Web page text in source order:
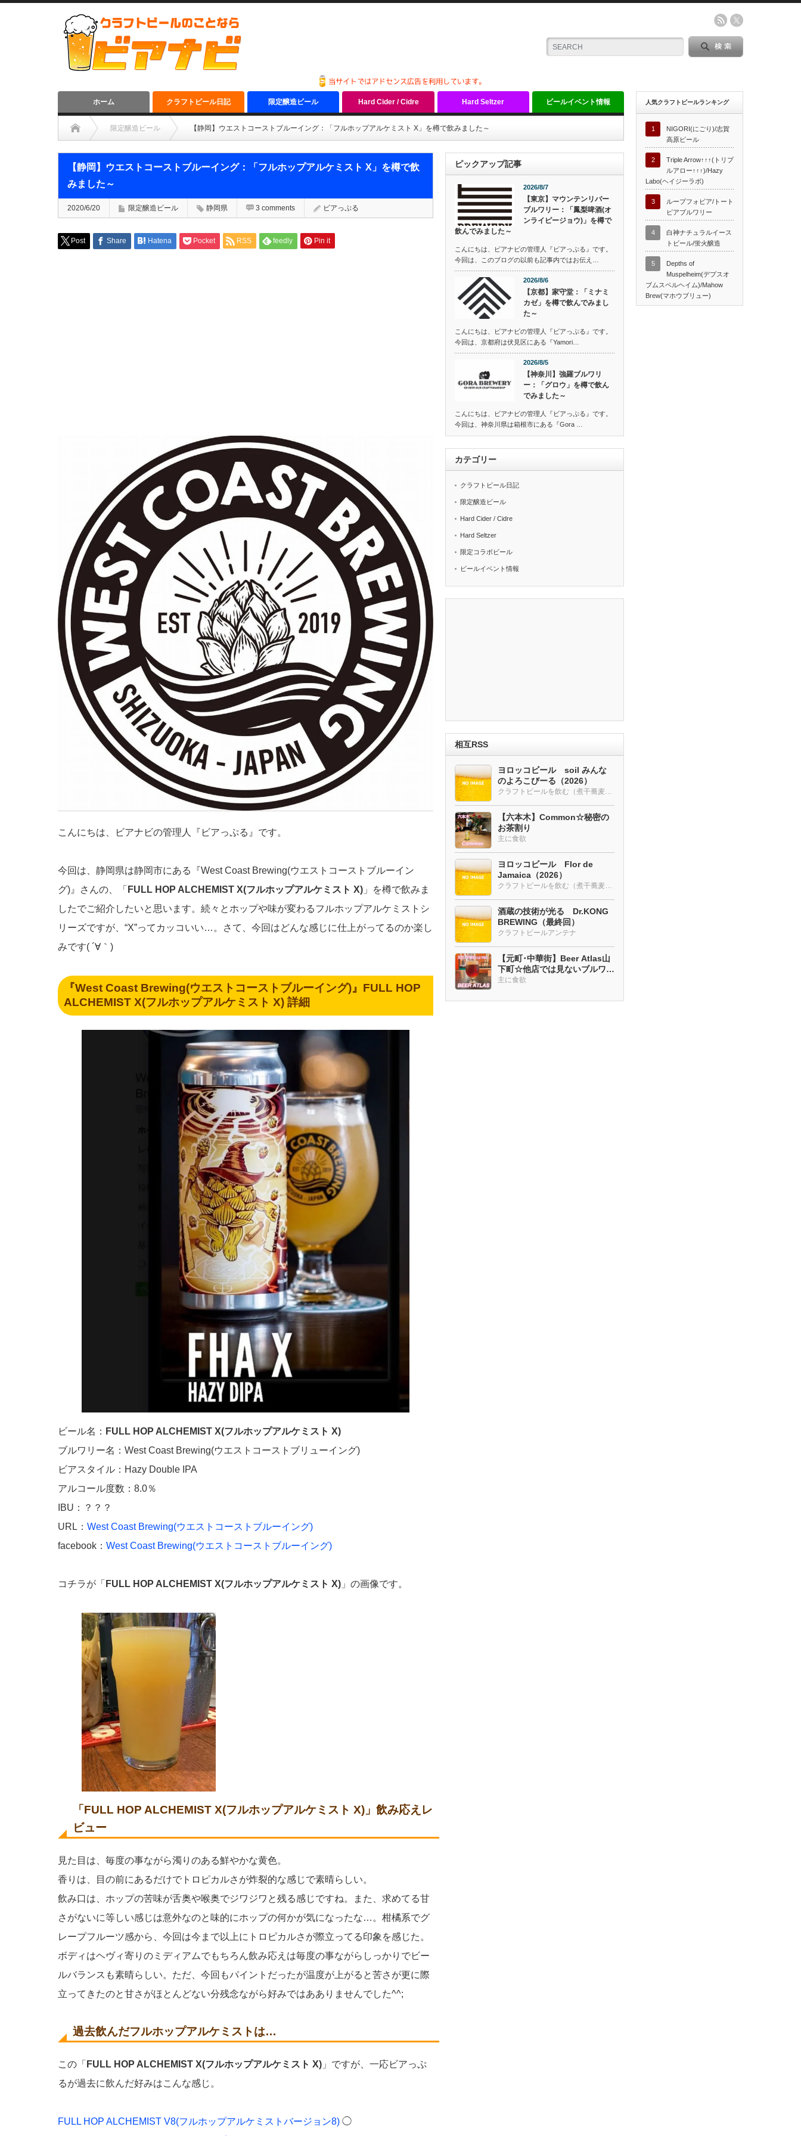
ホーム クラフトビール日記 限定醸造ビール Hard Cider / Cidre Hard Seltzer ビールイベント情報
限定醸造ビール 【静岡】ウエストコーストブルーイング：「フルホップアルケミスト X」を樽で飲みました～
【静岡】ウエストコーストブルーイング：「フルホップアルケミスト X」を樽で飲
みました～
2020/6/20 限定醸造ビール 静岡県 3 comments ビアっぷる
Post Share Hatena Pocket RSS feedly Pin it
こんにちは、ビアナビの管理人『ビアっぷる』です。
今回は、静岡県は静岡市にある『West Coast Brewing(ウエストコーストブルーイン
グ)』さんの、「 FULL HOP ALCHEMIST X(フルホップアルケミスト X) 」を樽で飲みま
したでご紹介したいと思います。続々とホップや味が変わるフルホップアルケミストシ
リーズですが、“X”ってカッコいい…。さて、今回はどんな感じに仕上がってるのか楽し
みです( ´∀｀)
『West Coast Brewing(ウエストコーストブルーイング)』 FULL HOP
ALCHEMIST X(フルホップアルケミスト X)詳細
ビール名： FULL HOP ALCHEMIST X(フルホップアルケミスト X)
ブルワリー名：West Coast Brewing(ウエストコーストブリューイング)
ビアスタイル：Hazy Double IPA
アルコール度数：8.0％
IBU：？？？
URL： West Coast Brewing(ウエストコーストブルーイング)
facebook： West Coast Brewing(ウエストコーストブルーイング)
コチラが「 FULL HOP ALCHEMIST X(フルホップアルケミスト X) 」の画像です。
「 FULL HOP ALCHEMIST X(フルホップアルケミスト X) 」飲み応えレ
ビュー
見た目は、毎度の事ながら濁りのある鮮やかな黄色。
香りは、目の前にあるだけでトロピカルさが炸裂的な感じで素晴らしい。
飲み口は、ホップの苦味が舌奥や喉奥でジワジワと残る感じですね。また、求めてる甘
さがないに等しい感じは意外なのと味的にホップの何かが気になったな…。柑橘系でグ
レープフルーツ感から、今回は今まで以上にトロピカルさが際立ってる印象を感じた。
ボディはヘヴィ寄りのミディアムでもちろん飲み応えは毎度の事ながらしっかりでビー
ルバランスも素晴らしい。ただ、今回もパイントだったが温度が上がると苦さが更に際
立ってきたのと甘さがほとんどない分残念ながら好みではあありませんでした^^;
過去飲んだフルホップアルケミストは…
この「 FULL HOP ALCHEMIST X(フルホップアルケミスト X) 」ですが、一応ビアっぷ
るが過去に飲んだ好みはこんな感じ。
FULL HOP ALCHEMIST V8(フルホップアルケミストバージョン8) ◯
ピックアップ記事
2026/8/7
【東京】マウンテンリバー
ブルワリー：「鳳梨啤酒(オ
ンライピージョウ)」を樽で
飲んでみました～
こんにちは、ビアナビの管理人『ビアっぷる』です。
今回は、このブログの以前も記事内ではお伝え…
2026/8/6
【京都】家守堂：「ミナミ
カゼ」を樽で飲んでみまし
た～
こんにちは、ビアナビの管理人『ビアっぷる』です。
今回は、京都府は伏見区にある『Yamori…
2026/8/5
【神奈川】強羅ブルワリ
ー：「グロウ」を樽で飲ん
でみました～
こんにちは、ビアナビの管理人『ビアっぷる』です。
今回は、神奈川県は箱根市にある『Gora …
カテゴリー
クラフトビール日記
限定醸造ビール
Hard Cider / Cidre
Hard Seltzer
限定コラボビール
ビールイベント情報
相互RSS
ヨロッコビール soil みんな
のよろこびーる（2026）
クラフトビールを飲む（煮干蕎麦も・・・）
【六本木】Common☆秘密の
お茶割り
主に食欲
ヨロッコビール Flor de
Jamaica（2026）
クラフトビールを飲む（煮干蕎麦も・・・）
酒蔵の技術が光る Dr.KONG
BREWING（最終回）
クラフトビールアンテナ
【元町･中華街】Beer Atlas山
下町☆他店では見ないブルワリ
ー多め
主に食欲
人気クラフトビールランキング
1
NIGORI(にごり)/志賀
高原ビール
2
Triple Arrow↑↑↑(トリプ
ルアロー↑↑↑)/Hazy
Labo(ヘイジーラボ)
3
ループフォビア/トート
ピアブルワリー
4
白神ナチュラルイース
トビール/蛍火醸造
5
Depths of
Muspelheim(デプスオ
ブムスペルヘイム)/Mahow
Brew(マホウブリュー)